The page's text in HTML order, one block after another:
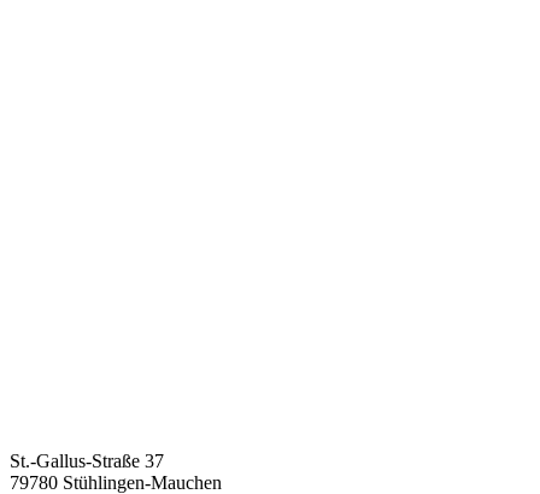
St.-Gallus-Straße 37
79780 Stühlingen-Mauchen